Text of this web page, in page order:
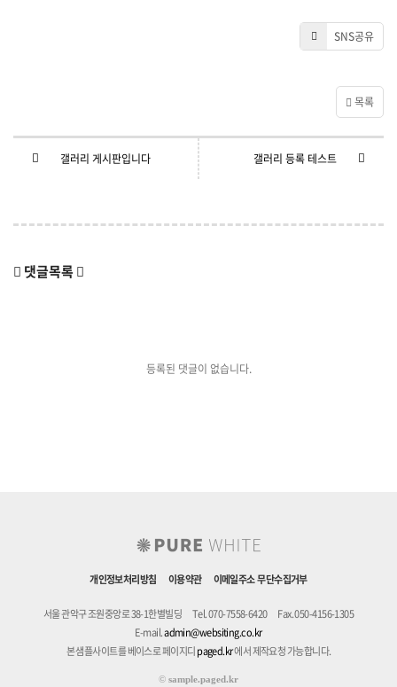
SNS공유
목록
갤러리 게시판입니다 갤러리 등록 테스트
댓글목록
등록된 댓글이 없습니다.
개인정보처리방침 이용약관 이메일주소 무단수집거부
서울 관악구 조원중앙로 38-1한별빌딩 Tel. 070-7558-6420
Fax. 050-4156-1305
E-mail.admin@websiting.co.kr
본 샘플사이트를 베이스로 페이지디paged.kr에서 제작요청 가능합니다.
© sample.paged.kr